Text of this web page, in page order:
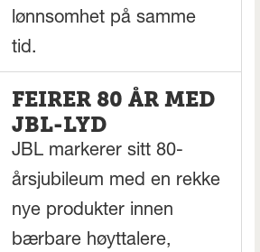
lønnsomhet på samme
tid.
FEIRER 80 ÅR MED
JBL-LYD
JBL markerer sitt 80-
årsjubileum med en rekke
nye produkter innen
bærbare høyttalere,